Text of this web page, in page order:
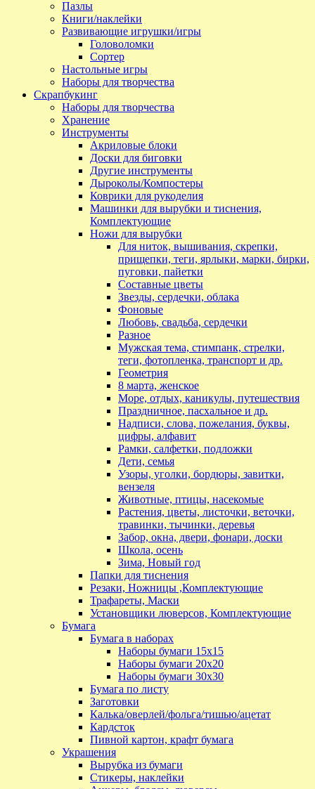
Пазлы
Книги/наклейки
Развивающие игрушки/игры
Головоломки
Сортер
Настольные игры
Наборы для творчества
Скрапбукинг
Наборы для творчества
Хранение
Инструменты
Акриловые блоки
Доски для биговки
Другие инструменты
Дыроколы/Компостеры
Коврики для рукоделия
Машинки для вырубки и тиснения,
Комплектующие
Ножи для вырубки
Для ниток, вышивания, скрепки,
прищепки, теги, ярлыки, марки, бирки,
пуговки, пайетки
Составные цветы
Звезды, сердечки, облака
Фоновые
Любовь, свадьба, сердечки
Разное
Мужская тема, стимпанк, стрелки,
теги, фотопленка, транспорт и др.
Геометрия
8 марта, женское
Море, отдых, каникулы, путешествия
Праздничное, пасхальное и др.
Надписи, слова, пожелания, буквы,
цифры, алфавит
Рамки, салфетки, подложки
Дети, семья
Узоры, уголки, бордюры, завитки,
вензеля
Животные, птицы, насекомые
Растения, цветы, листочки, веточки,
травинки, тычинки, деревья
Забор, окна, двери, фонари, доски
Школа, осень
Зима, Новый год
Папки для тиснения
Резаки, Ножницы ,Комплектующие
Трафареты, Маски
Установщики люверсов, Комплектующие
Бумага
Бумага в наборах
Наборы бумаги 15х15
Наборы бумаги 20х20
Наборы бумаги 30х30
Бумага по листу
Заготовки
Калька/оверлей/фольга/тишью/ацетат
Кардсток
Пивной картон, крафт бумага
Украшения
Вырубка из бумаги
Стикеры, наклейки